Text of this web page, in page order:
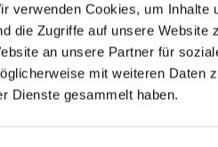
verwenden Cookies, um Inhalte
die Zugriffe auf unsere Website
an unsere Partner für
mit weiteren Daten
Dienste gesammelt haben.
ALLE SPEZIFIKATIONEN